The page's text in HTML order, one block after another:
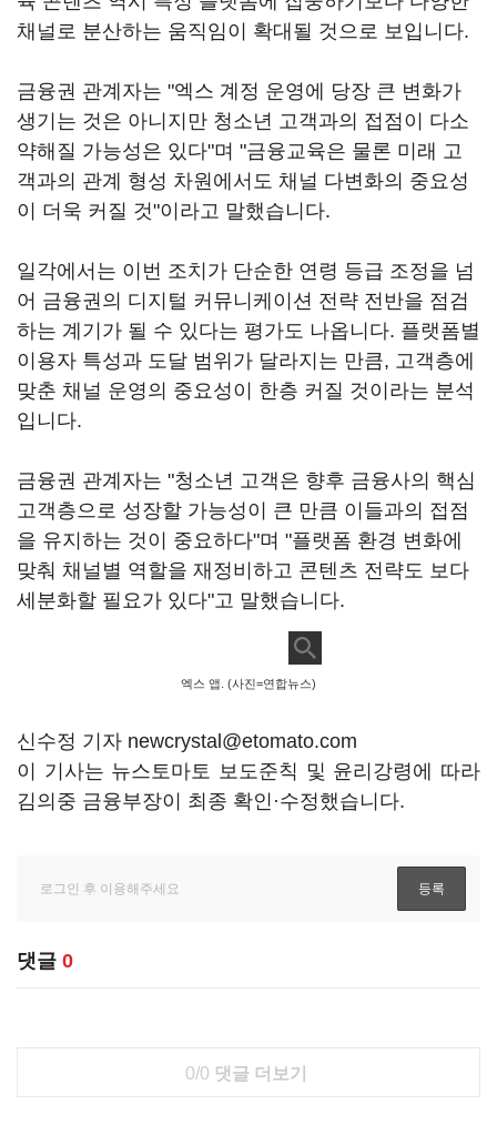
채널로 분산하는 움직임이 확대될 것으로 보입니다.
금융권 관계자는 "엑스 계정 운영에 당장 큰 변화가
생기는 것은 아니지만 청소년 고객과의 접점이 다소
약해질 가능성은 있다"며 "금융교육은 물론 미래 고
객과의 관계 형성 차원에서도 채널 다변화의 중요성
이 더욱 커질 것"이라고 말했습니다.
일각에서는 이번 조치가 단순한 연령 등급 조정을 넘
어 금융권의 디지털 커뮤니케이션 전략 전반을 점검
하는 계기가 될 수 있다는 평가도 나옵니다. 플랫폼별
이용자 특성과 도달 범위가 달라지는 만큼, 고객층에
맞춘 채널 운영의 중요성이 한층 커질 것이라는 분석
입니다.
금융권 관계자는 "청소년 고객은 향후 금융사의 핵심
고객층으로 성장할 가능성이 큰 만큼 이들과의 접점
을 유지하는 것이 중요하다"며 "플랫폼 환경 변화에
맞춰 채널별 역할을 재정비하고 콘텐츠 전략도 보다
세분화할 필요가 있다"고 말했습니다.
엑스 앱. (사진=연합뉴스)
신수정 기자 newcrystal@etomato.com
이 기사는 뉴스토마토 보도준칙 및 윤리강령에 따라
김의중 금융부장이 최종 확인·수정했습니다.
댓글 0
0/0 댓글 더보기